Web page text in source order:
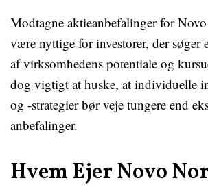
Modtagne aktieanbefalinger for
være nyttige for investorer, der søger
af virksomhedens potentiale og
dog vigtigt at huske, at individuelle
og -strategier bør veje tungere end
anbefalinger.
Hvem Ejer Novo